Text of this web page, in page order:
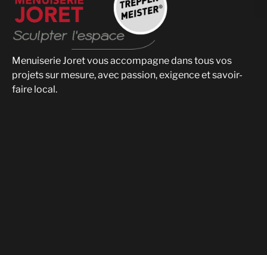
Menuiserie Joret vous accompagne dans tous vos
projets sur mesure, avec passion, exigence et savoir-
faire local.